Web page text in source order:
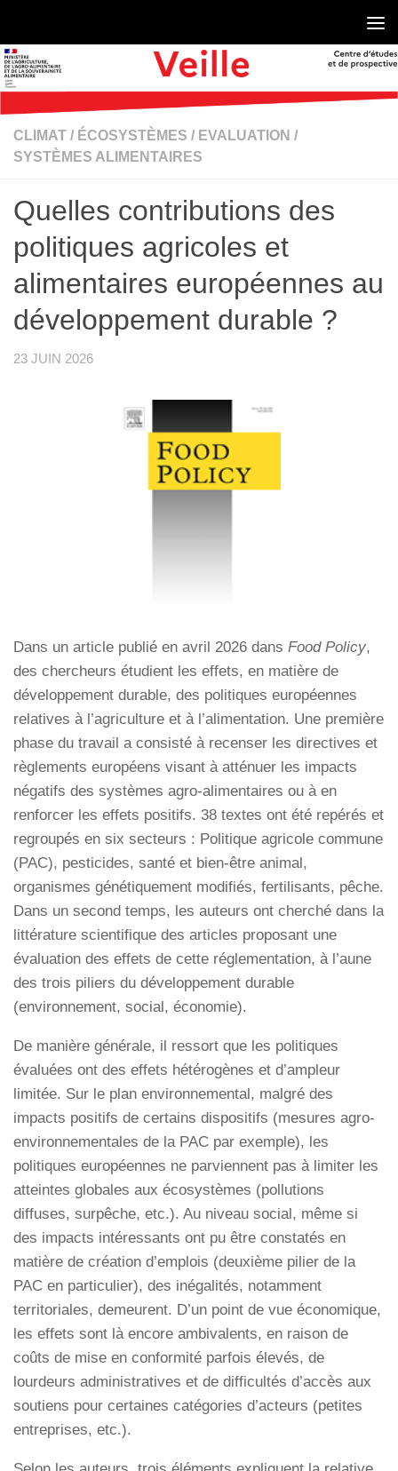
CLIMAT / ÉCOSYSTÈMES / EVALUATION /
SYSTÈMES ALIMENTAIRES
Quelles contributions des
politiques agricoles et
alimentaires européennes au
développement durable ?
23 JUIN 2026
Dans un article publié en avril 2026 dans Food Policy,
des chercheurs étudient les effets, en matière de
développement durable, des politiques européennes
relatives à l’agriculture et à l’alimentation. Une première
phase du travail a consisté à recenser les directives et
règlements européens visant à atténuer les impacts
négatifs des systèmes agro-alimentaires ou à en
renforcer les effets positifs. 38 textes ont été repérés et
regroupés en six secteurs : Politique agricole commune
(PAC), pesticides, santé et bien-être animal,
organismes génétiquement modifiés, fertilisants, pêche.
Dans un second temps, les auteurs ont cherché dans la
littérature scientifique des articles proposant une
évaluation des effets de cette réglementation, à l’aune
des trois piliers du développement durable
(environnement, social, économie).
De manière générale, il ressort que les politiques
évaluées ont des effets hétérogènes et d’ampleur
limitée. Sur le plan environnemental, malgré des
impacts positifs de certains dispositifs (mesures agro-
environnementales de la PAC par exemple), les
politiques européennes ne parviennent pas à limiter les
atteintes globales aux écosystèmes (pollutions
diffuses, surpêche, etc.). Au niveau social, même si
des impacts intéressants ont pu être constatés en
matière de création d’emplois (deuxième pilier de la
PAC en particulier), des inégalités, notamment
territoriales, demeurent. D’un point de vue économique,
les effets sont là encore ambivalents, en raison de
coûts de mise en conformité parfois élevés, de
lourdeurs administratives et de difficultés d’accès aux
soutiens pour certaines catégories d’acteurs (petites
entreprises, etc.).